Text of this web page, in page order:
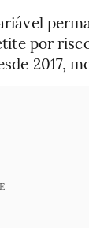
por
2017,